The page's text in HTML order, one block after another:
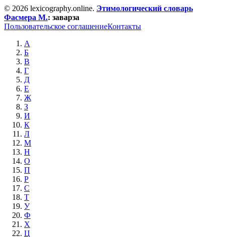
© 2026 lexicography.online. Этимологический словарь
Фасмера М.: заварза
Пользовательское соглашениеКонтакты
А
Б
В
Г
Д
Е
Ж
З
И
К
Л
М
Н
О
П
Р
С
Т
У
Ф
Х
Ц